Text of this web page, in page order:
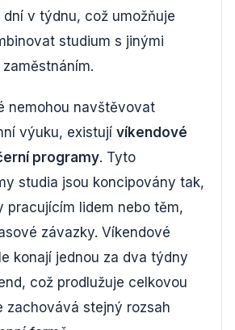
v týdnu, což umožňuje
studium s jinými
nemohou navštěvovat
výuku, existují víkendové
programy. Tyto
studia jsou koncipovány tak,
pracujícím lidem nebo těm,
závazky. Víkendové
konají jednou za dva týdny
což prodlužuje celkovou
zachovává stejný rozsah